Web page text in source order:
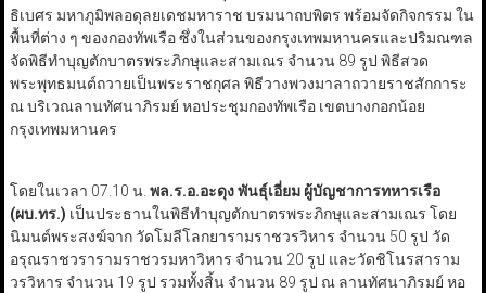
ธิเบศร มหาภูมิพลอดุลยเดชมหาราช บรมนาถบพิตร พร้อมจัดกิจกรรม ใน
พื้นที่ต่าง ๆ ของกองทัพเรือ ซึ่งในส่วนของกรุงเทพมหานครและปริมณฑล
จัดพิธีทำบุญตักบาตรพระภิกษุและสามเณร จำนวน 89 รูป พิธีสวด
พระพุทธมนต์ถวายเป็นพระราชกุศล พิธีวางพวงมาลาถวายราชสักการะ
ณ บริเวณลานทัศนาภิรมย์ หอประชุมกองทัพเรือ เขตบางกอกน้อย
กรุงเทพมหานคร
โดยในเวลา 07.10 น. พล.ร.อ.อะดุง พันธุ์เอี่ยม ผู้บัญชาการทหารเรือ
(ผบ.ทร.) เป็นประธานในพิธีทำบุญตักบาตรพระภิกษุและสามเณร โดย
นิมนต์พระสงฆ์จาก วัดโมลีโลกยารามราชวรวิหาร จำนวน 50 รูป วัด
อรุณราชวรารามราชวรมหาวิหาร จำนวน 20 รูป และวัดชิโนรสาราม
วรวิหาร จำนวน 19 รูป รวมทั้งสิ้น จำนวน 89 รูป ณ ลานทัศนาภิรมย์ หอ